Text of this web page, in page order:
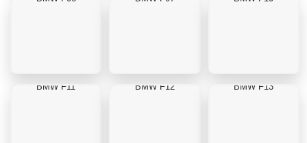
BMW F11 BMW F12 BMW F13